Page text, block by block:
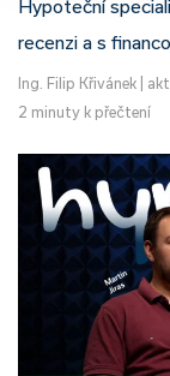
Hypoteční
recenzi a s
Ing. Filip Křivánek
2 minuty k přečtení